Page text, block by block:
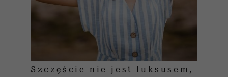
Szczęście nie jest luksusem,